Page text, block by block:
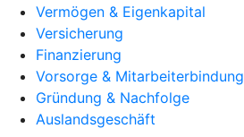
Vermögen & Eigenkapital
Versicherung
Finanzierung
Vorsorge & Mitarbeiterbindung
Gründung & Nachfolge
Auslandsgeschäft